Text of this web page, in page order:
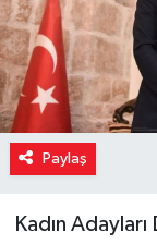
Paylaş
Kadın
Yaşam
Yerel
Yurttan